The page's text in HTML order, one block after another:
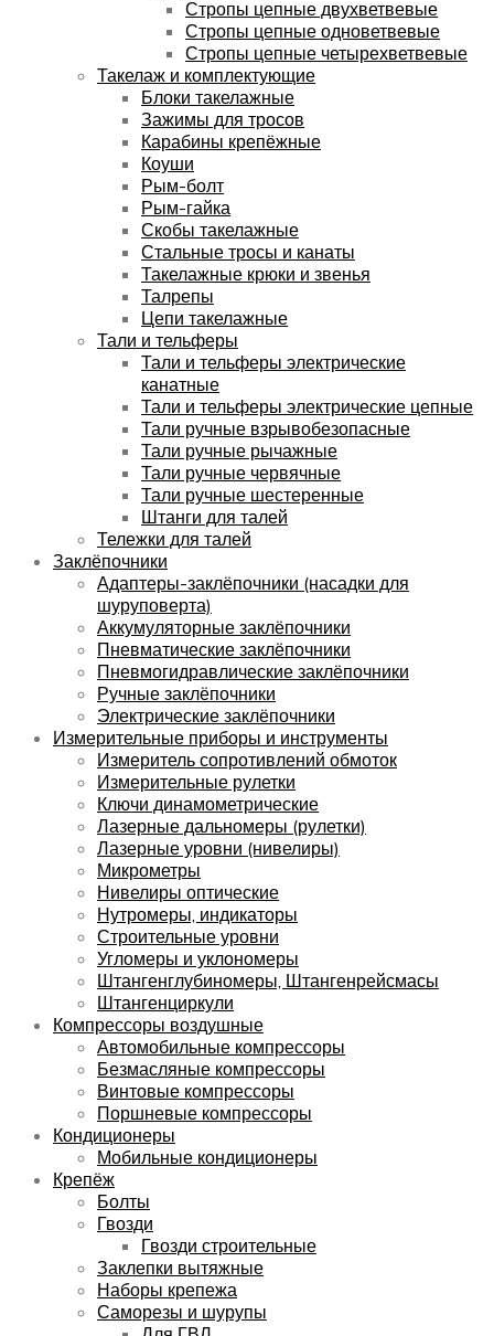
Стропы цепные двухветвевые
Стропы цепные одноветвевые
Стропы цепные четырехветвевые
Такелаж и комплектующие
Блоки такелажные
Зажимы для тросов
Карабины крепёжные
Коуши
Рым-болт
Рым-гайка
Скобы такелажные
Стальные тросы и канаты
Такелажные крюки и звенья
Талрепы
Цепи такелажные
Тали и тельферы
Тали и тельферы электрические
канатные
Тали и тельферы электрические цепные
Тали ручные взрывобезопасные
Тали ручные рычажные
Тали ручные червячные
Тали ручные шестеренные
Штанги для талей
Тележки для талей
Заклёпочники
Адаптеры-заклёпочники (насадки для
шуруповерта)
Аккумуляторные заклёпочники
Пневматические заклёпочники
Пневмогидравлические заклёпочники
Ручные заклёпочники
Электрические заклёпочники
Измерительные приборы и инструменты
Измеритель сопротивлений обмоток
Измерительные рулетки
Ключи динамометрические
Лазерные дальномеры (рулетки)
Лазерные уровни (нивелиры)
Микрометры
Нивелиры оптические
Нутромеры, индикаторы
Строительные уровни
Угломеры и уклономеры
Штангенглубиномеры, Штангенрейсмасы
Штангенциркули
Компрессоры воздушные
Автомобильные компрессоры
Безмасляные компрессоры
Винтовые компрессоры
Поршневые компрессоры
Кондиционеры
Мобильные кондиционеры
Крепёж
Болты
Гвозди
Гвозди строительные
Заклепки вытяжные
Наборы крепежа
Саморезы и шурупы